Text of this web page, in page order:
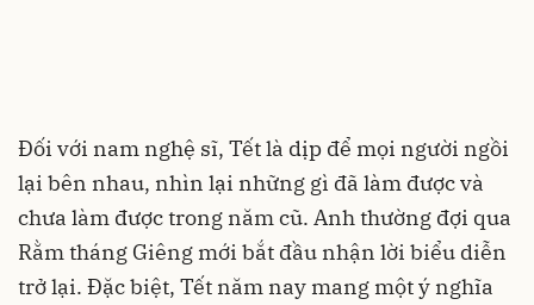
Đối với nam nghệ sĩ, Tết là dịp để mọi người ngồi
lại bên nhau, nhìn lại những gì đã làm được và
chưa làm được trong năm cũ. Anh thường đợi qua
Rằm tháng Giêng mới bắt đầu nhận lời biểu diễn
trở lại. Đặc biệt, Tết năm nay mang một ý nghĩa